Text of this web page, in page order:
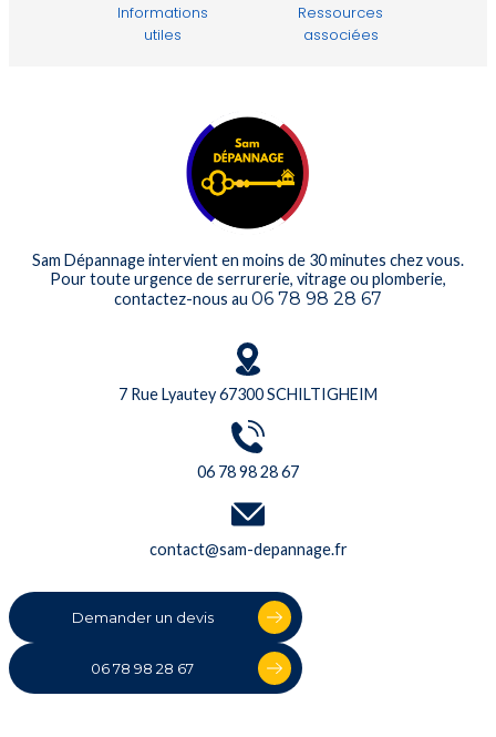
Informations
utiles
Ressources
associées
Sam Dépannage intervient en moins de 30 minutes chez vous.
Pour toute urgence de serrurerie, vitrage ou plomberie,
contactez-nous au 06 78 98 28 67
7 Rue Lyautey 67300 SCHILTIGHEIM
06 78 98 28 67
contact@sam-depannage.fr
Demander un devis
06 78 98 28 67